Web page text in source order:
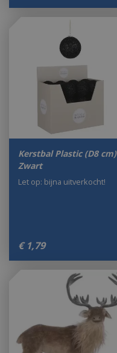
Kerstbal Plastic (D8 cm)
Zwart
€ 1,79
Let op: bijna uitverkocht!